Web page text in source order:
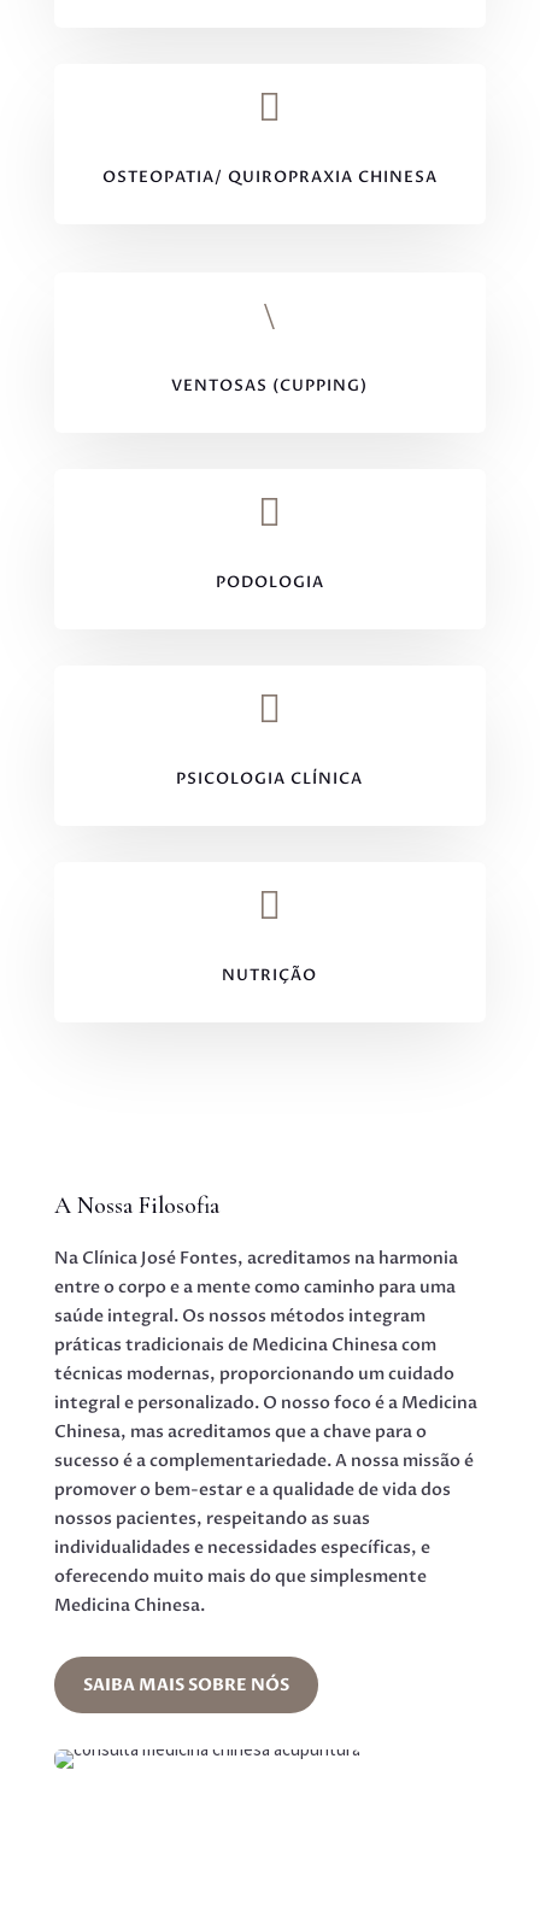

OSTEOPATIA/ QUIROPRAXIA CHINESA
\
VENTOSAS (CUPPING)

PODOLOGIA

PSICOLOGIA CLÍNICA

NUTRIÇÃO
A Nossa Filosofia
Na Clínica José Fontes, acreditamos na harmonia
entre o corpo e a mente como caminho para uma
saúde integral. Os nossos métodos integram
práticas tradicionais de Medicina Chinesa com
técnicas modernas, proporcionando um cuidado
integral e personalizado. O nosso foco é a Medicina
Chinesa, mas acreditamos que a chave para o
sucesso é a complementariedade. A nossa missão é
promover o bem-estar e a qualidade de vida dos
nossos pacientes, respeitando as suas
individualidades e necessidades específicas, e
oferecendo muito mais do que simplesmente
Medicina Chinesa.
SAIBA MAIS SOBRE NÓS